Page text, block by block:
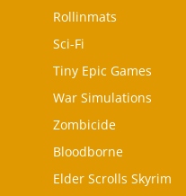
Rollinmats
Sci-Fi
Tiny Epic Games
War Simulations
Zombicide
Bloodborne
Elder Scrolls Skyrim